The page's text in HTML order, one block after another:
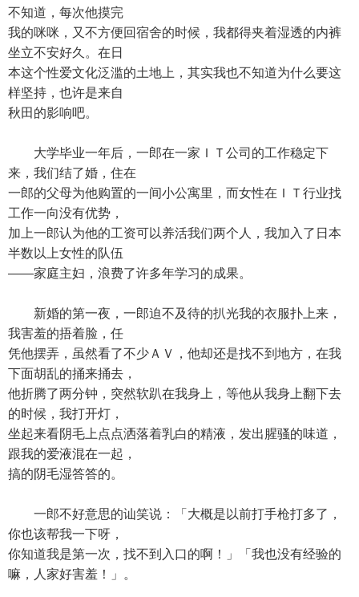
不知道，每次他摸完
我的咪咪，又不方便回宿舍的时候，我都得夹着湿透的内裤
坐立不安好久。在日
本这个性爱文化泛滥的土地上，其实我也不知道为什么要这
样坚持，也许是来自
秋田的影响吧。
大学毕业一年后，一郎在一家ＩＴ公司的工作稳定下
来，我们结了婚，住在
一郎的父母为他购置的一间小公寓里，而女性在ＩＴ行业找
工作一向没有优势，
加上一郎认为他的工资可以养活我们两个人，我加入了日本
半数以上女性的队伍
——家庭主妇，浪费了许多年学习的成果。
新婚的第一夜，一郎迫不及待的扒光我的衣服扑上来，
我害羞的捂着脸，任
凭他摆弄，虽然看了不少ＡＶ，他却还是找不到地方，在我
下面胡乱的捅来捅去，
他折腾了两分钟，突然软趴在我身上，等他从我身上翻下去
的时候，我打开灯，
坐起来看阴毛上点点洒落着乳白的精液，发出腥骚的味道，
跟我的爱液混在一起，
搞的阴毛湿答答的。
一郎不好意思的讪笑说：「大概是以前打手枪打多了，
你也该帮我一下呀，
你知道我是第一次，找不到入口的啊！」「我也没有经验的
嘛，人家好害羞！」。